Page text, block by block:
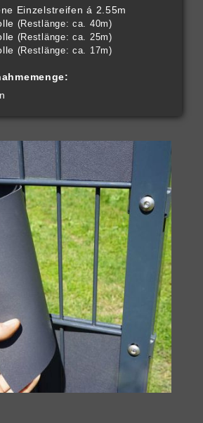
Einzelstreifen á 2.55m
(Restlänge: ca. 40m)
(Restlänge: ca. 25m)
(Restlänge: ca. 17m)